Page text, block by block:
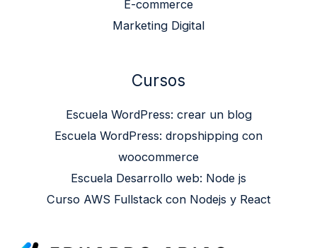
E-commerce
Marketing Digital
Cursos
Escuela WordPress: crear un blog
Escuela WordPress: dropshipping con
woocommerce
Escuela Desarrollo web: Node js
Curso AWS Fullstack con Nodejs y React